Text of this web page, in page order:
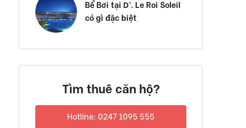
Bể Bơi tại D’. Le Roi Soleil
có gì đặc biệt
Tìm thuê căn hộ?
Hotline: 0247 1095 555